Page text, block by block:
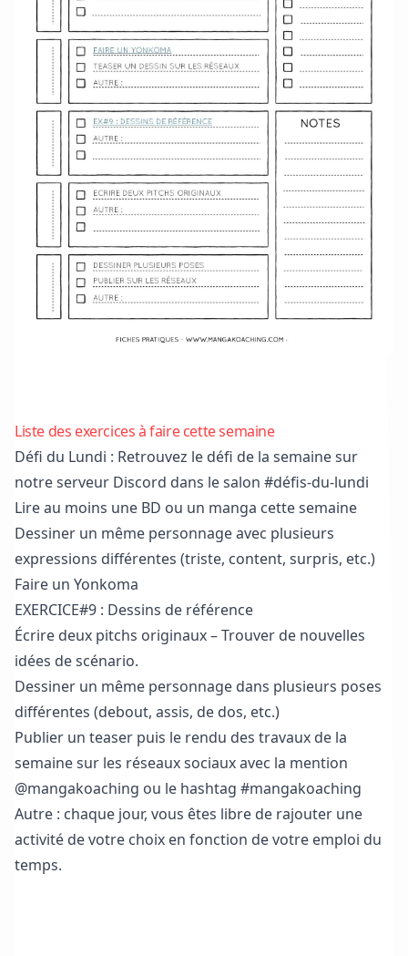
Liste des exercices à faire cette semaine
Défi du Lundi : Retrouvez le défi de la semaine sur
notre serveur Discord dans le salon #défis-du-lundi
Lire au moins une BD ou un manga cette semaine
Dessiner un même personnage avec plusieurs
expressions différentes (triste, content, surpris, etc.)
Faire un Yonkoma
EXERCICE#9 : Dessins de référence
Écrire deux pitchs originaux – Trouver de nouvelles
idées de scénario.
Dessiner un même personnage dans plusieurs poses
différentes (debout, assis, de dos, etc.)
Publier un teaser puis le rendu des travaux de la
semaine sur les réseaux sociaux avec la mention
@mangakoaching ou le hashtag #mangakoaching
Autre : chaque jour, vous êtes libre de rajouter une
activité de votre choix en fonction de votre emploi du
temps.